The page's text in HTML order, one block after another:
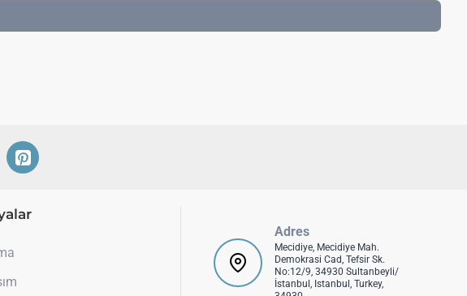
Adres
Mecidiye, Mecidiye Mah.
Demokrasi Cad, Tefsir Sk.
No:12/9, 34930 Sultanbeyli/
İstanbul, Istanbul, Turkey,